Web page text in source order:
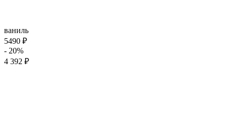
ваниль
5490 ₽
- 20%
4 392 ₽